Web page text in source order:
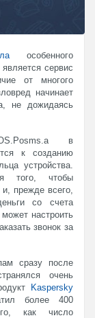
особенного
сервис
от многого
начинает
не дожидаясь
в
к созданию
устройства.
того, чтобы
прежде всего,
со счета
настроить
звонок за
сразу после
очень
Kaspersky
более 400
как число